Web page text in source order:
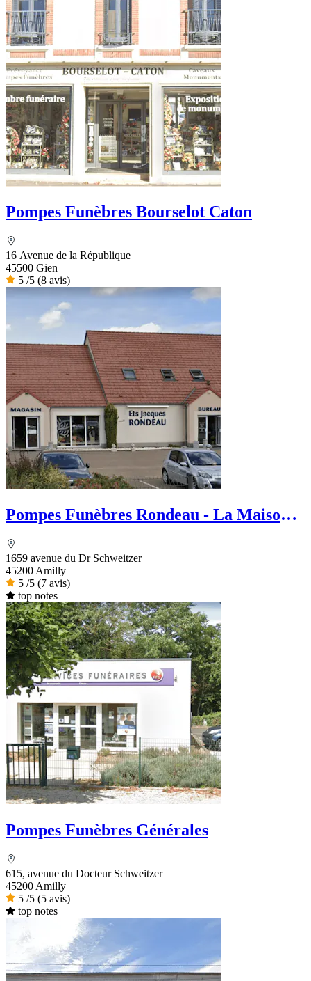
Pompes Funèbres Bourselot Caton
16 Avenue de la République
45500 Gien
5 /5 (8 avis)
Pompes Funèbres Rondeau - La Maison
1659 avenue du Dr Schweitzer
45200 Amilly
5 /5 (7 avis)
top notes
Pompes Funèbres Générales
615, avenue du Docteur Schweitzer
45200 Amilly
5 /5 (5 avis)
top notes